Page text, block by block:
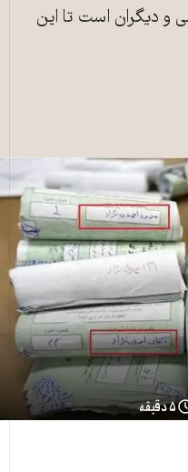
و دیگران است تا این
۵ دقیقه